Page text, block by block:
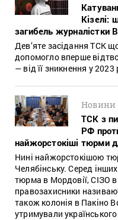
Кізелі:
загибель журналістки
Дев’яте засідання ТСК
допомогло вперше
— від її зникнення у
Новини
ТСК з
РФ
найжорстокіші тюрми
Нині найжорстокішою
Челябінську. Серед
тюрма в Мордовії, СІЗО в
правозахисники
також колонія в Пакіно
утримували